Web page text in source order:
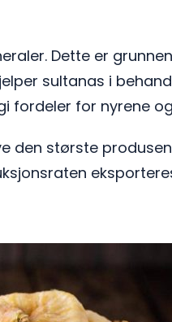
Dette er
sultanas i
fordeler for nyrene
den største